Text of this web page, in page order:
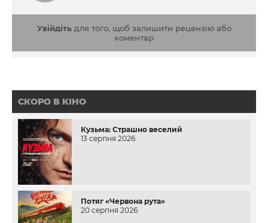
Увійдітьдля того, щоб залишити рецензію або
коментар
СКОРО В КІНО
Кузьма: Страшно веселий
13 серпня 2026
Потяг «Червона рута»
20 серпня 2026